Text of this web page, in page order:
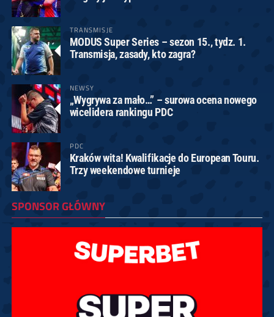
TRANSMISJE
MODUS Super Series – sezon 15., tydz. 1.
Transmisja, zasady, kto zagra?
NEWSY
„Wygrywa za mało…” – surowa ocena nowego
wicelidera rankingu PDC
PDC
Kraków wita! Kwalifikacje do European Touru.
Trzy weekendowe turnieje
SPONSOR GŁÓWNY